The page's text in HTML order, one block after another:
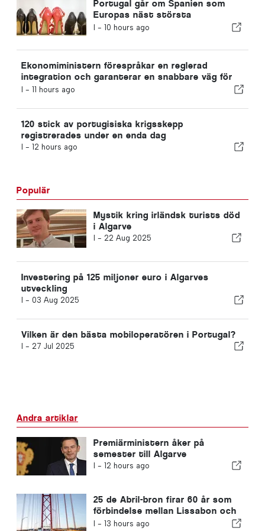
Portugal går om Spanien som
Europas näst största
skotillverkare
I - 10 hours ago
Ekonomiministern förespråkar en reglerad
integration och garanterar en snabbare väg för
invandrare
I - 11 hours ago
120 stick av portugisiska krigsskepp
registrerades under en enda dag
I - 12 hours ago
Populär
Mystik kring irländsk turists död
i Algarve
I - 22 Aug 2025
Investering på 125 miljoner euro i Algarves
utveckling
I - 03 Aug 2025
Vilken är den bästa mobiloperatören i Portugal?
I - 27 Jul 2025
Andra artiklar
Premiärministern åker på
semester till Algarve
I - 12 hours ago
25 de Abril-bron firar 60 år som
förbindelse mellan Lissabon och
Almada
I - 13 hours ago